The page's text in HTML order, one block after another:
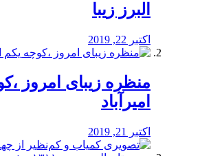
البرز زیبا
اکتبر 22, 2019
منظره‌‌ زیبای امروز
امیرآباد
اکتبر 21, 2019